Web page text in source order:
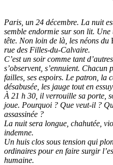
Paris, un 24 décembre. La nuit
semble endormie sur son lit. Une
tête. Non loin de là, les néons du
rue des Filles-du-Calvaire.
C’est un soir comme tant
s’observent, s’ennuient. Chacun
failles, ses espoirs. Le patron, la
désabusée, les jauge tout en
À 21 h 30, il verrouille sa porte,
joue. Pourquoi ? Que veut-il ?
assassinée ?
La nuit sera longue, chahutée,
indemne.
Un huis clos sous tension qui
ordinaires pour en faire surgir
humaine.